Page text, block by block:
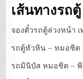
เส้นทางรถตู้
จองตั๋วรถตู้ล่วงหน้า
รถตู้หัวหิน – หมอชิต
รถมินิบัส หมอชิต – พิ